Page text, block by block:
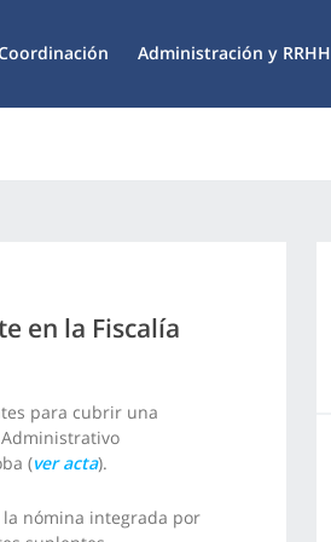
Administración y RRHH
en la Fiscalía
para cubrir una
(ver acta).
nómina integrada por